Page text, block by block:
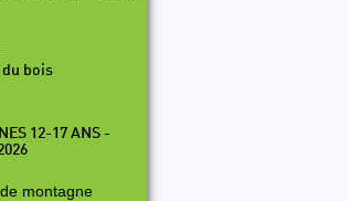
bois
12-17 ANS -
montagne